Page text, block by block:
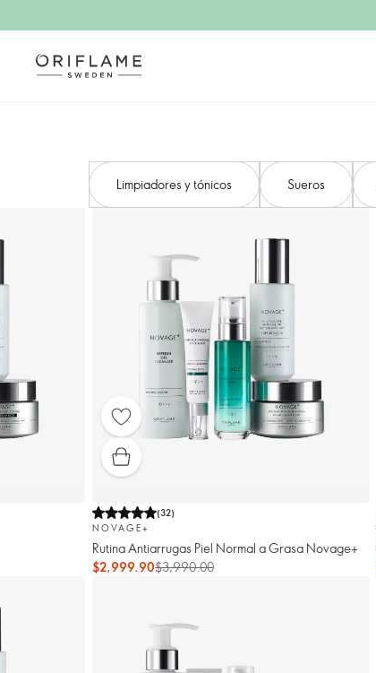
Limpiadores y tónicos Sueros
(32)
NOVAGE+
Rutina Antiarrugas Piel Normal a Grasa Novage+
$2,999.90$3,990.00